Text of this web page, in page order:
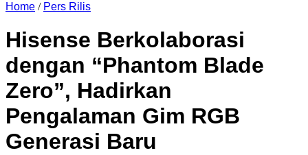
Home / Pers Rilis
Hisense Berkolaborasi
dengan “Phantom Blade
Zero”, Hadirkan
Pengalaman Gim RGB
Generasi Baru